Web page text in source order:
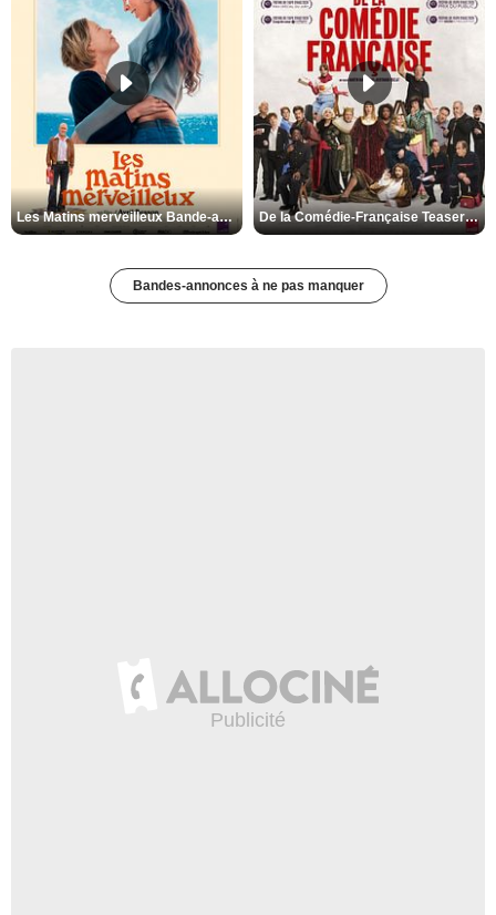
Les Matins merveilleux Bande-annonce VF De la Comédie-Française Teaser VF
Bandes-annonces à ne pas manquer